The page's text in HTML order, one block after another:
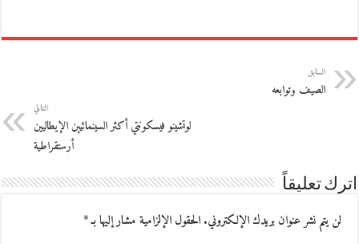
السابق
الصيف وتوابعه
التالي
لوتشينو فيسكونتي أكثر السينمائيين الإيطاليين
أرستقراطية
اترك تعليقاً
لن يتم نشر عنوان بريدك الإلكتروني.الحقول الإلزامية مشار إليها بـ*